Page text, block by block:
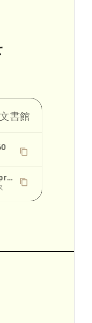
書館
kobunsho@pref.tottori.lg.jp